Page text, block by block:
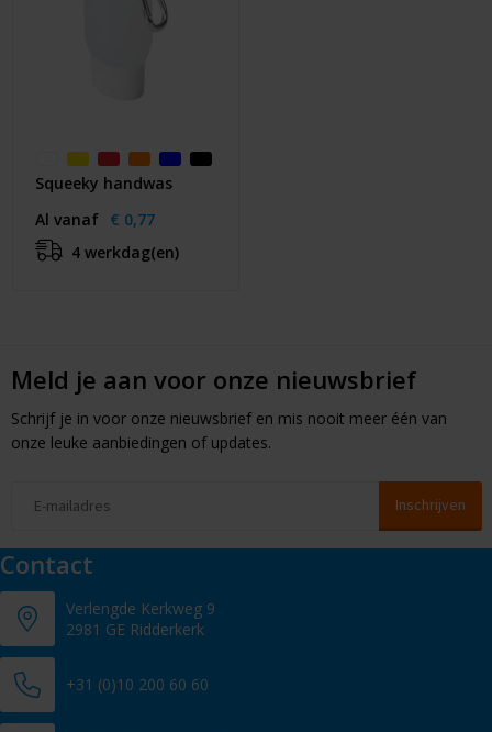
Squeeky handwas
Al vanaf € 0,77
4 werkdag(en)
Meld je aan voor onze nieuwsbrief
Schrijf je in voor onze nieuwsbrief en mis nooit meer één van
onze leuke aanbiedingen of updates.
Contact
Verlengde Kerkweg 9
2981 GE Ridderkerk
+31 (0)10 200 60 60